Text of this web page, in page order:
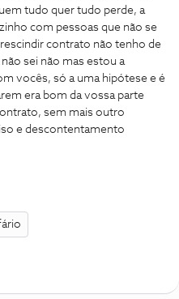
tudo quer tudo perde, a
com pessoas que não se
contrato não tenho de
sei não mas estou a
vocês, só a uma hipótese e é
era bom da vossa parte
sem mais outro
e descontentamento